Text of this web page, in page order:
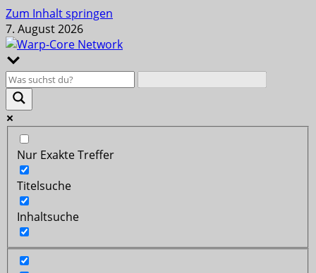
Zum Inhalt springen
7. August 2026
Nur Exakte Treffer
Titelsuche
Inhaltsuche